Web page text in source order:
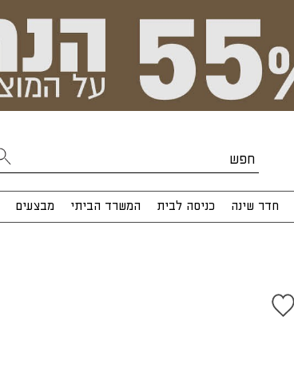
חדר שינה כניסה לבית המשרד הביתי מבצעים